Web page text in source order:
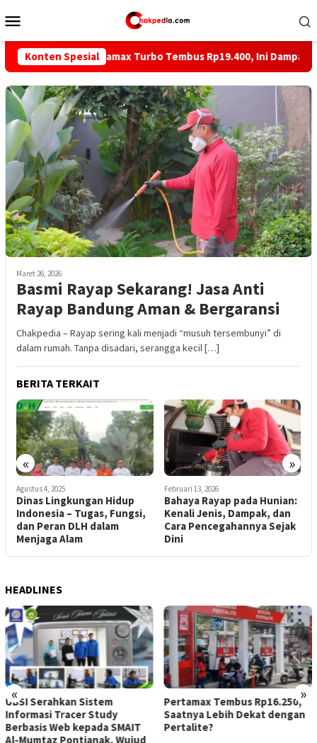
ke
Mobile
Konten Spesial
2026: Pertamax Turbo Tembus Rp19.400, Ini Dampaknya!
Maret 26, 2026
Basmi Rayap Sekarang! Jasa Anti
Rayap Bandung Aman & Bergaransi
Chakpedia – Rayap sering kali menjadi “musuh tersembunyi” di
dalam rumah. Tanpa disadari, serangga kecil […]
BERITA TERKAIT
« »
Agustus 4, 2025
Dinas Lingkungan Hidup
Indonesia – Tugas, Fungsi,
dan Peran DLH dalam
Menjaga Alam
Februari 13, 2026
Bahaya Rayap pada Hunian:
Kenali Jenis, Dampak, dan
Cara Pencegahannya Sejak
Dini
HEADLINES
« »
UBSI Serahkan Sistem
Informasi Tracer Study
Berbasis Web kepada SMAIT
Al-Mumtaz Pontianak, Wujud
Pertamax Tembus Rp16.250,
Saatnya Lebih Dekat dengan
Pertalite?